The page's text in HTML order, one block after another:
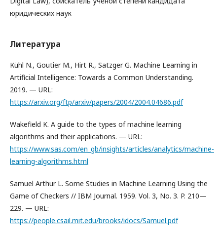
юридических наук
Литература
Kühl N., Goutier M., Hirt R., Satzger G. Machine Learning in
Artificial Intelligence: Towards a Common Understanding.
2019. — URL:
https://arxiv.org/ftp/arxiv/papers/2004/2004.04686.pdf
Wakefield K. A guide to the types of machine learning
algorithms and their applications. — URL:
https://www.sas.com/en_gb/insights/articles/analytics/machine-
learning-algorithms.html
Samuel Arthur L. Some Studies in Machine Learning Using the
Game of Checkers // IBM Journal. 1959. Vol. 3, No. 3. P. 210—
229. — URL:
https://people.csail.mit.edu/brooks/idocs/Samuel.pdf